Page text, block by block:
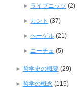
ライプニッツ (2)
カント (37)
ヘーゲル(21)
ニーチェ (5)
哲学史の概要(29)
哲学の概念(115)